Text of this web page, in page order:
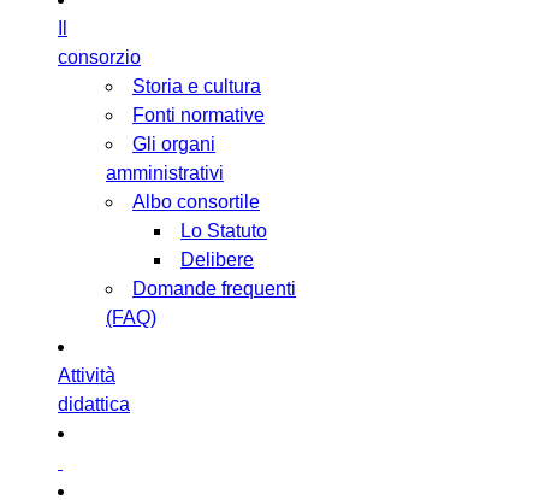
consorzio
Storia e cultura
Fonti normative
Gli organi
amministrativi
Albo consortile
Lo Statuto
Delibere
Domande frequenti
(FAQ)
Attività
didattica